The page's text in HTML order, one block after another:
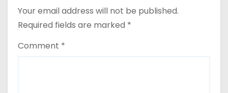
Your email address will not be published.
Required fields are marked *
Comment *